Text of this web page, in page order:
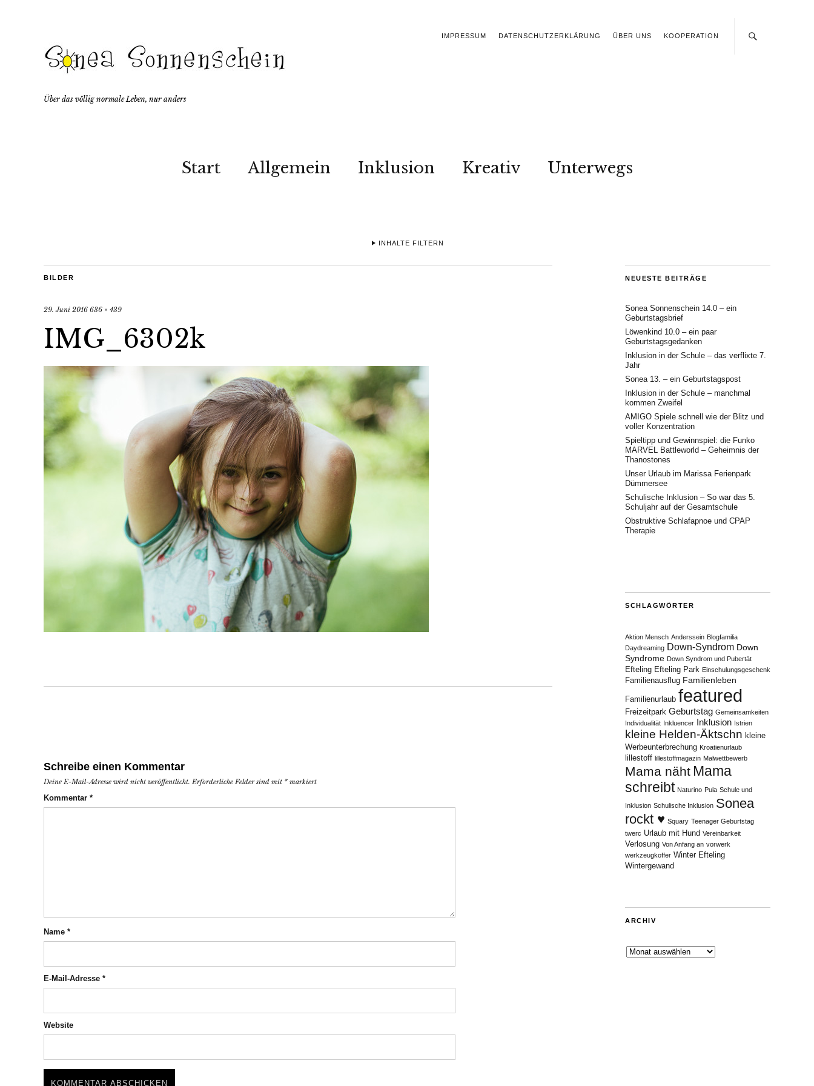
IMPRESSUM DATENSCHUTZERKLÄRUNG ÜBER UNS KOOPERATION
Über das völlig normale Leben, nur anders
Start Allgemein Inklusion Kreativ Unterwegs
INHALTE FILTERN
BILDER
29. Juni 2016 636 × 439
IMG_6302k
Schreibe einen Kommentar
Deine E-Mail-Adresse wird nicht veröffentlicht. Erforderliche Felder sind mit * markiert
Kommentar *
Name *
E-Mail-Adresse *
Website
NEUESTE BEITRÄGE
Sonea Sonnenschein 14.0 – ein
Geburtstagsbrief
Löwenkind 10.0 – ein paar
Geburtstagsgedanken
Inklusion in der Schule – das verflixte 7.
Jahr
Sonea 13. – ein Geburtstagspost
Inklusion in der Schule – manchmal
kommen Zweifel
AMIGO Spiele schnell wie der Blitz und
voller Konzentration
Spieltipp und Gewinnspiel: die Funko
MARVEL Battleworld – Geheimnis der
Thanostones
Unser Urlaub im Marissa Ferienpark
Dümmersee
Schulische Inklusion – So war das 5.
Schuljahr auf der Gesamtschule
Obstruktive Schlafapnoe und CPAP
Therapie
SCHLAGWÖRTER
Aktion Mensch Anderssein Blogfamilia
Daydreaming Down-Syndrom Down
Syndrome Down Syndrom und Pubertät
Efteling Efteling Park Einschulungsgeschenk
Familienausflug Familienleben
Familienurlaub featured
Freizeitpark Geburtstag Gemeinsamkeiten
Individualität Inkluencer Inklusion Istrien
kleine Helden-Äktschn kleine
Werbeunterbrechung Kroatienurlaub
lillestoff lillestoffmagazin Malwettbewerb
Mama näht Mama
schreibt Naturino Pula Schule und
Inklusion Schulische Inklusion Sonea
rockt ♥ Squary Teenager Geburtstag
twerc Urlaub mit Hund Vereinbarkeit
Verlosung Von Anfang an vorwerk
werkzeugkoffer Winter Efteling
Wintergewand
ARCHIV
Archiv